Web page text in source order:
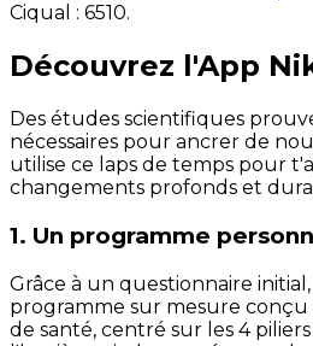
Ciqual : 6510.
Découvrez l'App
Des études scientifiques
nécessaires pour ancrer de
utilise ce laps de temps pour
changements profonds et
1. Un programme
Grâce à un questionnaire
programme sur mesure conçu
de santé, centré sur les 4